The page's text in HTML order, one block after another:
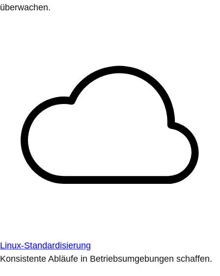
überwachen.
Linux-Standardisierung
Konsistente Abläufe in Betriebsumgebungen schaffen.